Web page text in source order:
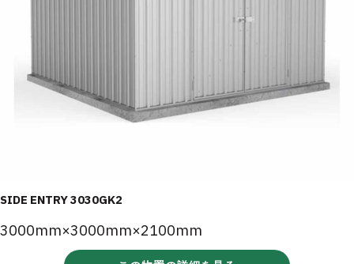
SIDE ENTRY 3030GK2
3000mm×3000mm×2100mm